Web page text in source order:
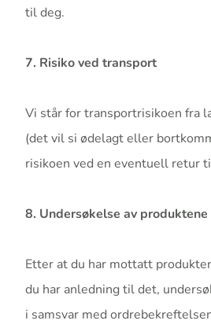
til deg.
7. Risiko ved transport
Vi står for transportrisikoen fra
(det vil si ødelagt eller
risikoen ved en eventuell retur
8. Undersøkelse av produktene
Etter at du har mottatt
du har anledning til det,
i samsvar med